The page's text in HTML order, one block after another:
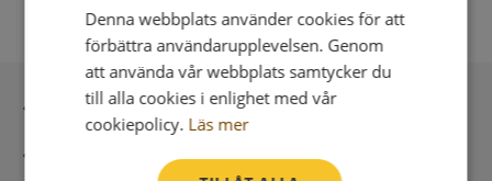
Secure payment with stripe
Direct digital delivery
Denna webbplats använder cookies för att
förbättra användarupplevelsen. Genom
att använda vår webbplats samtycker du
till alla cookies i enlighet med vår
cookiepolicy. Läs mer